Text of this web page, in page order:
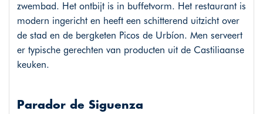
zwembad. Het ontbijt is in buffetvorm. Het restaurant is
modern ingericht en heeft een schitterend uitzicht over
de stad en de bergketen Picos de Urbíon. Men serveert
er typische gerechten van producten uit de Castiliaanse
keuken.
Parador de Siguenza